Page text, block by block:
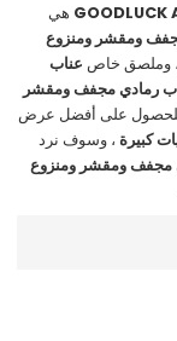
هي
ومقشر ومنزوع
، وملصق خاص عناب
رمادي مجفف ومقشر
للحصول على أفضل عرض
كبيرة ، وسوف نرد
مجفف ومقشر ومنزوع